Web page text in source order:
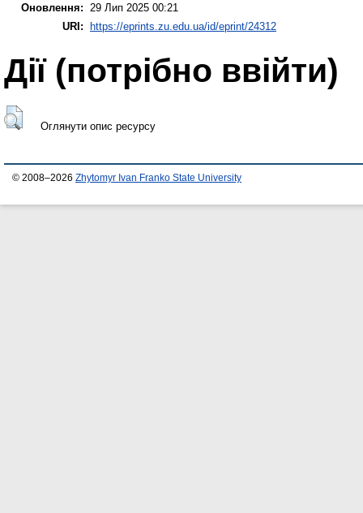
Оновлення:
29 Лип 2025 00:21
URI: https://eprints.zu.edu.ua/id/eprint/24312
Дії ​​(потрібно ввійти)
Оглянути опис ресурсу
© 2008–2026 Zhytomyr Ivan Franko State University